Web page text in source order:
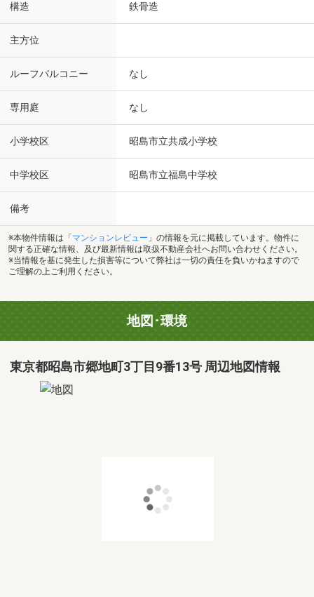
構造 鉄骨造
主方位
ルーフバルコニー なし
専用庭 なし
小学校区 昭島市立共成小学校
中学校区 昭島市立福島中学校
備考
※本物件情報は「 マンションレビュー 」の情報を元に掲載しています。物件に
関する正確な情報、及び最新情報は取扱不動産会社へお問い合わせください。
※当情報を基に発生した損害等について弊社は一切の責任を負いかねますので
ご理解の上ご利用ください。
地図･環境
東京都昭島市郷地町3丁目9番13号 周辺地図情報